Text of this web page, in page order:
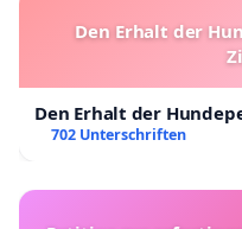
Den Erhalt der
Den Erhalt der
702 Unterschriften